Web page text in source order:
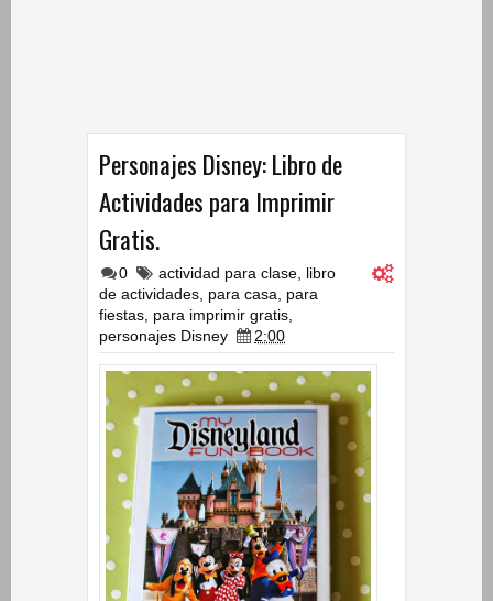
Personajes Disney: Libro de
Actividades para Imprimir
Gratis.
0 actividad para clase libro
de actividades para casa
para
fiestas para imprimir gratis
personajes Disney
2:00